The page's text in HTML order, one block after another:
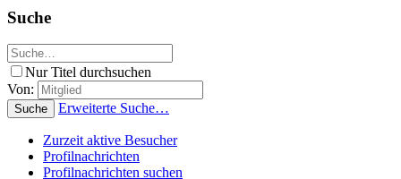
Suche
Nur Titel durchsuchen
Von:
Suche Erweiterte Suche…
Zurzeit aktive Besucher
Profilnachrichten
Profilnachrichten suchen